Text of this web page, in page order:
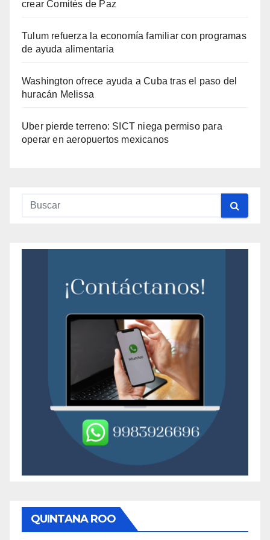
crear Comités de Paz
Tulum refuerza la economía familiar con programas
de ayuda alimentaria
Washington ofrece ayuda a Cuba tras el paso del
huracán Melissa
Uber pierde terreno: SICT niega permiso para
operar en aeropuertos mexicanos
QUINTANA ROO